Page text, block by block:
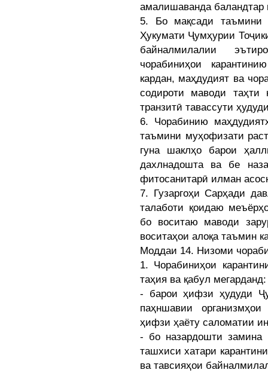
амалишаванда
5. Бо мақсади таъмини
Ҳукумати Ҷумҳурии
байналмилалии
чорабиниҳои
кардан, маҳдудият ва
содироти маводи таҳти
транзитӣ тавассути
6. Чорабинию
таъмини муҳофизати
гуна шаклҳо барои
дахлнадошта ва бе
фитосанитарӣ илман
7. Гузаргоҳи Сарҳади
талаботи қоидаю
бо воситаю маводи
воситаҳои алоқа таъмин
Моддаи 14. Низоми
1. Чорабиниҳои
таҳия ва қабул мегарданд:
- барои ҳифзи ҳудуди
паҳншавии
ҳифзи ҳаёту саломатии
- бо назардошти замина
ташхиси хатари
ва тавсияҳои